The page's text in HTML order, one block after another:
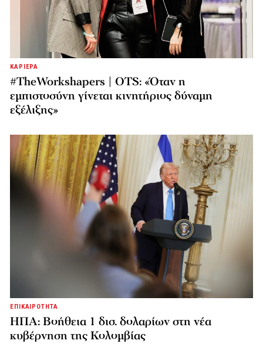
ΚΑΡΙΕΡΑ
#TheWorkshapers | OTS: «Όταν η
εμπιστοσύνη γίνεται κινητήριος δύναμη
εξέλιξης»
ΕΠΙΚΑΙΡΟΤΗΤΑ
ΗΠΑ: Βοήθεια 1 δισ. δολαρίων στη νέα
κυβέρνηση της Κολομβίας